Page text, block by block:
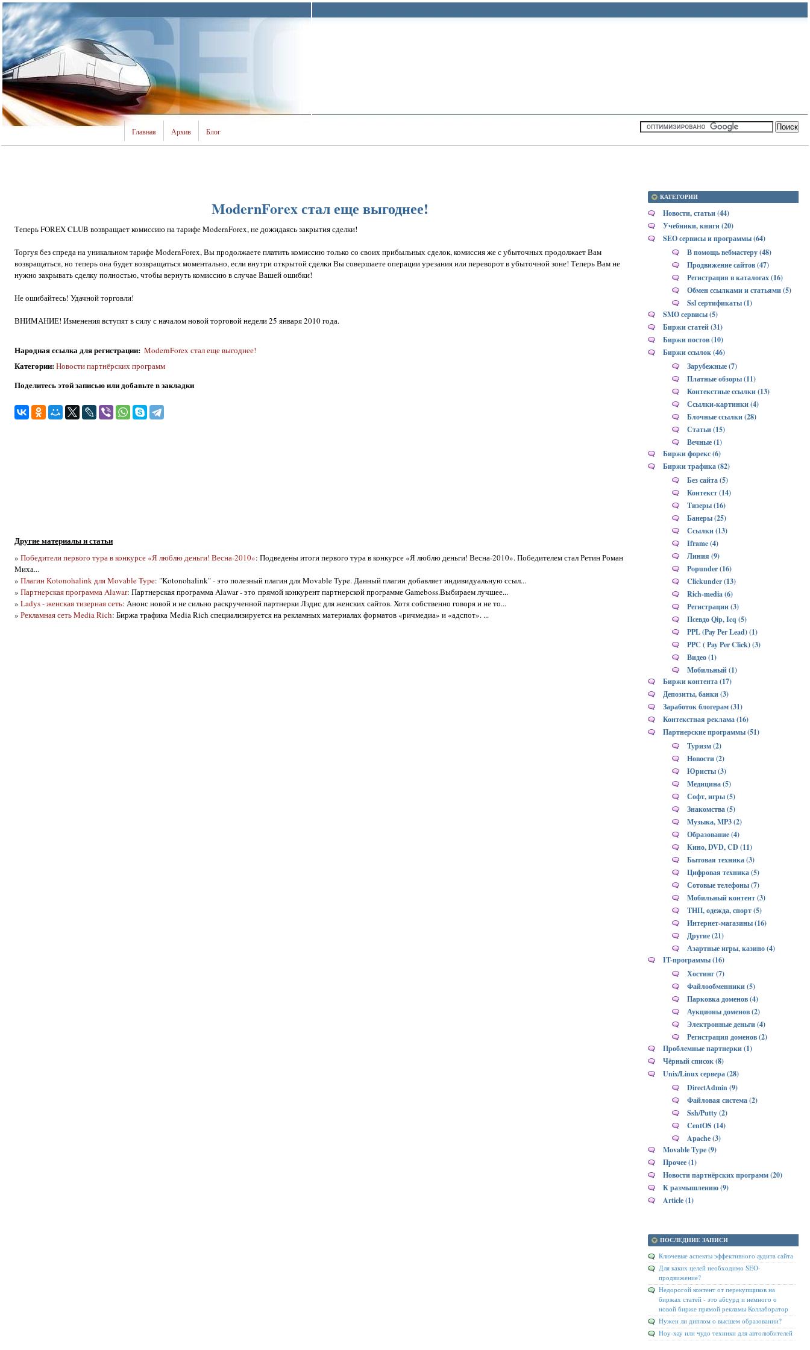
Главная Архив Блог
ModernForex стал еще выгоднее!
Теперь FOREX CLUB возвращает комиссию на тарифе ModernForex, не дожидаясь закрытия сделки!
Торгуя без спреда на уникальном тарифе ModernForex, Вы продолжаете платить комиссию только со своих прибыльных сделок, комиссия же с убыточных продолжает Вам
возвращаться, но теперь она будет возвращаться моментально, если внутри открытой сделки Вы совершаете операции урезания или переворот в убыточной зоне! Теперь Вам не
нужно закрывать сделку полностью, чтобы вернуть комиссию в случае Вашей ошибки!
Не ошибайтесь! Удачной торговли!
ВНИМАНИЕ! Изменения вступят в силу с началом новой торговой недели 25 января 2010 года.
Народная ссылка для регистрации: ModernForex стал еще выгоднее!
Категории:Новости партнёрских программ
Поделитесь этой записью или добавьте в закладки
Другие материалы и статьи
» Победители первого тура в конкурсе «Я люблю деньги! Весна-2010»: Подведены итоги первого тура в конкурсе «Я люблю деньги! Весна-2010». Победителем стал Ретин Роман
Миха...
» Плагин Kotonohalink для Movable Type: "Kotonohalink" - это полезный плагин для Movable Type. Данный плагин добавляет индивидуальную ссыл...
» Партнeрская программа Alawar: Партнeрская программа Alawar - это прямой конкурент партнерской программе Gameboss.Выбираем лучшее...
» Ladys - женская тизерная сеть: Анонс новой и не сильно раскрученной партнерки Лэдис для женских сайтов. Хотя собственно говоря и не то...
» Рекламная сеть Media Rich: Биржа трафика Media Rich специализируется на рекламных материалах форматов «ричмедиа» и «адспот». ...
КАТЕГОРИИ
Новости, статьи (44)
Учебники, книги (20)
SEO сервисы и программы (64)
В помощь вебмастеру (48)
Продвижение сайтов (47)
Регистрация в каталогах (16)
Обмен ссылками и статьями (5)
Ssl сертификаты (1)
SMO сервисы (5)
Биржи статей (31)
Биржи постов (10)
Биржи ссылок (46)
Зарубежные (7)
Платные обзоры (11)
Контекстные ссылки (13)
Ссылки-картинки (4)
Блочные ссылки (28)
Статьи (15)
Вечные (1)
Биржи форекс (6)
Биржи трафика (82)
Без сайта (5)
Контекст (14)
Тизеры (16)
Банеры (25)
Ссылки (13)
Iframe (4)
Линия (9)
Popunder (16)
Clickunder (13)
Rich-media (6)
Регистрации (3)
Псевдо Qip, Icq (5)
PPL (Pay Per Lead) (1)
PPC ( Pay Per Click) (3)
Видео (1)
Мобильный (1)
Биржи контента (17)
Депозиты, банки (3)
Заработок блогерам (31)
Контекстная реклама (16)
Партнерские программы (51)
Туризм (2)
Новости (2)
Юристы (3)
Медицина (5)
Софт, игры (5)
Знакомства (5)
Музыка, MP3 (2)
Образование (4)
Кино, DVD, CD (11)
Бытовая техника (3)
Цифровая техника (5)
Сотовые телефоны (7)
Мобильный контент (3)
ТНП, одежда, спорт (5)
Интернет-магазины (16)
Другие (21)
Азартные игры, казино (4)
IT-программы (16)
Хостинг (7)
Файлообменники (5)
Парковка доменов (4)
Аукционы доменов (2)
Электронные деньги (4)
Регистрация доменов (2)
Проблемные партнерки (1)
Чёрный список (8)
Unix/Linux сервера (28)
DirectAdmin (9)
Файловая система (2)
Ssh/Putty (2)
CentOS (14)
Apache (3)
Movable Type (9)
Прочее (1)
Новости партнёрских программ (20)
К размышлению (9)
Article (1)
ПОСЛЕДНИЕ ЗАПИСИ
Ключевые аспекты эффективного аудита сайта
Для каких целей необходимо SEO-
продвижение?
Недорогой контент от перекупщиков на
биржах статей - это абсурд и немного о
новой бирже прямой рекламы Коллаборатор
Нужен ли диплом о высшем образовании?
Ноу-хау или чудо техники для автолюбителей